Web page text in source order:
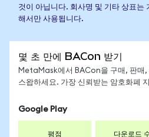
것이 아닙니다. 회사명 및 기타 상표는
해서만 사용됩니다.
몇 초 만에 BACon 받기
MetaMask에서 BACon을 구매, 판매,
스왑하세요. 가장 신뢰받는 암호화폐
Google Play
평점 다운로드